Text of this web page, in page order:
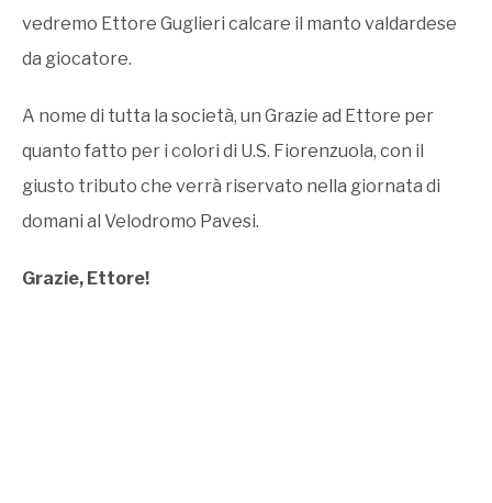
vedremo Ettore Guglieri calcare il manto valdardese
da giocatore.
A nome di tutta la società, un Grazie ad Ettore per
quanto fatto per i colori di U.S. Fiorenzuola, con il
giusto tributo che verrà riservato nella giornata di
domani al Velodromo Pavesi.
Grazie, Ettore!